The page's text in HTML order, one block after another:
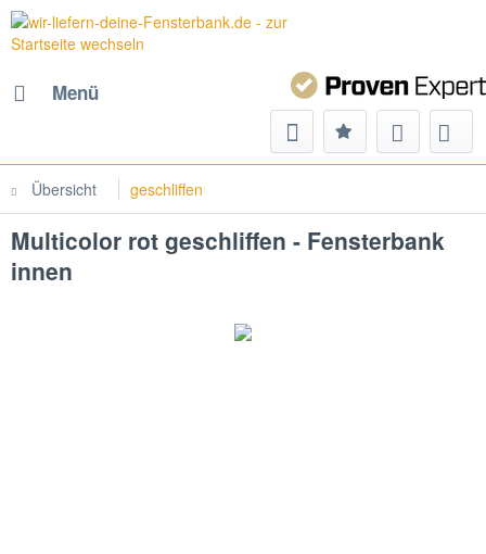
Menü
Übersicht geschliffen
Multicolor rot geschliffen - Fensterbank
innen